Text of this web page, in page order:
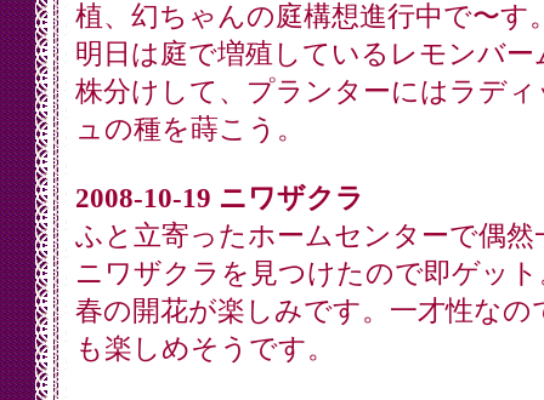
植、幻ちゃんの庭構想進行中で〜す
明日は庭で増殖しているレモンバー
株分けして、プランターにはラディ
ュの種を蒔こう。
2008-10-19 ニワザクラ
ふと立寄ったホームセンターで偶然
ニワザクラを見つけたので即ゲット
春の開花が楽しみです。一才性なの
も楽しめそうです。